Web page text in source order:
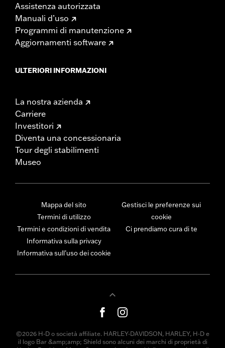
Assistenza autorizzata
Manuali d’uso
Programmi di manutenzione
Aggiornamenti software
ULTERIORI INFORMAZIONI
La nostra azienda
Carriere
Investitori
Diventa una concessionaria
Tour degli stabilimenti
Museo
Mappa del sito
Termini di utilizzo
Termini e condizioni di vendita
Informativa sulla privacy
Informativa sull’uso dei cookie
Gestisci le preferenze sui
cookie
Ci prendiamo cura di te
©2026 H-D o società affiliate. HARLEY-DAVIDSON, HARLEY, H-D e
il logo Bar &amp;amp; Shield sono alcuni dei marchi di proprietà di